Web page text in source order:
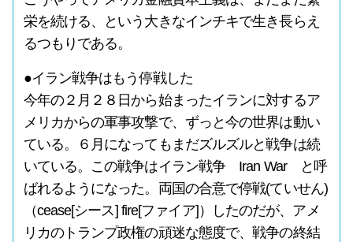
栄を続ける、という大きなインチキで生き長らえ
るつもりである。
●イラン戦争はもう停戦した
今年の２月２８日から始まったイランに対するア
メリカからの軍事攻撃で、ずっと今の世界は動い
ている。６月になってもまだズルズルと戦争は続
いている。この戦争はイラン戦争 Iran War と呼
ばれるようになった。両国の合意で停戦(ていせん)
（cease[シース] fire[ファイア]）したのだが、アメ
リカのトランプ政権の頑迷な態度で、戦争の終結